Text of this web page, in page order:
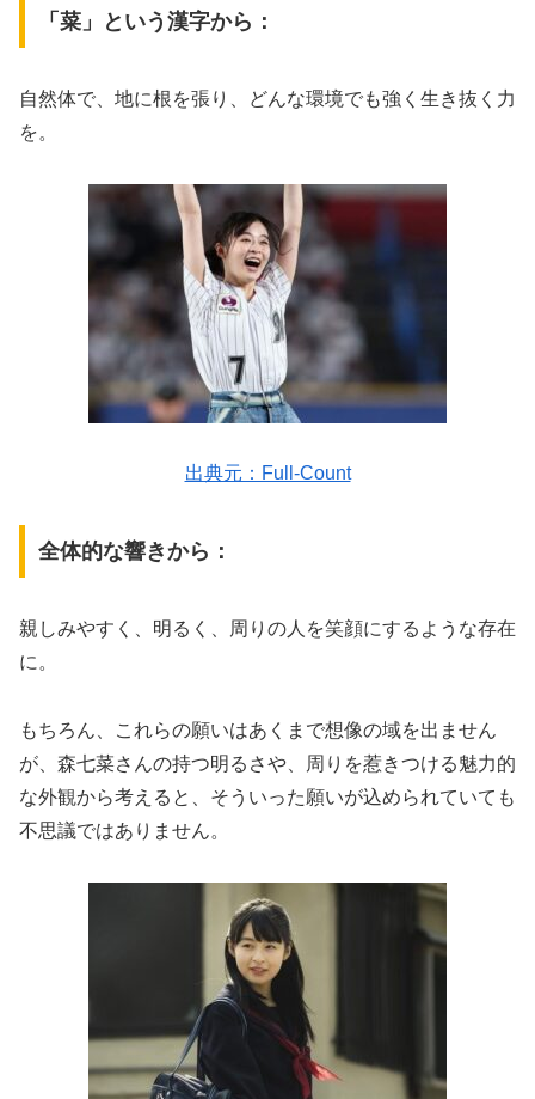
「菜」という漢字から：
自然体で、地に根を張り、どんな環境でも強く生き抜く力
を。
出典元：Full-Count
全体的な響きから：
親しみやすく、明るく、周りの人を笑顔にするような存在
に。
もちろん、これらの願いはあくまで想像の域を出ません
が、森七菜さんの持つ明るさや、周りを惹きつける魅力的
な外観から考えると、そういった願いが込められていても
不思議ではありません。